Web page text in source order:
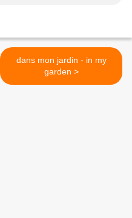
dans mon jardin - in my
garden >